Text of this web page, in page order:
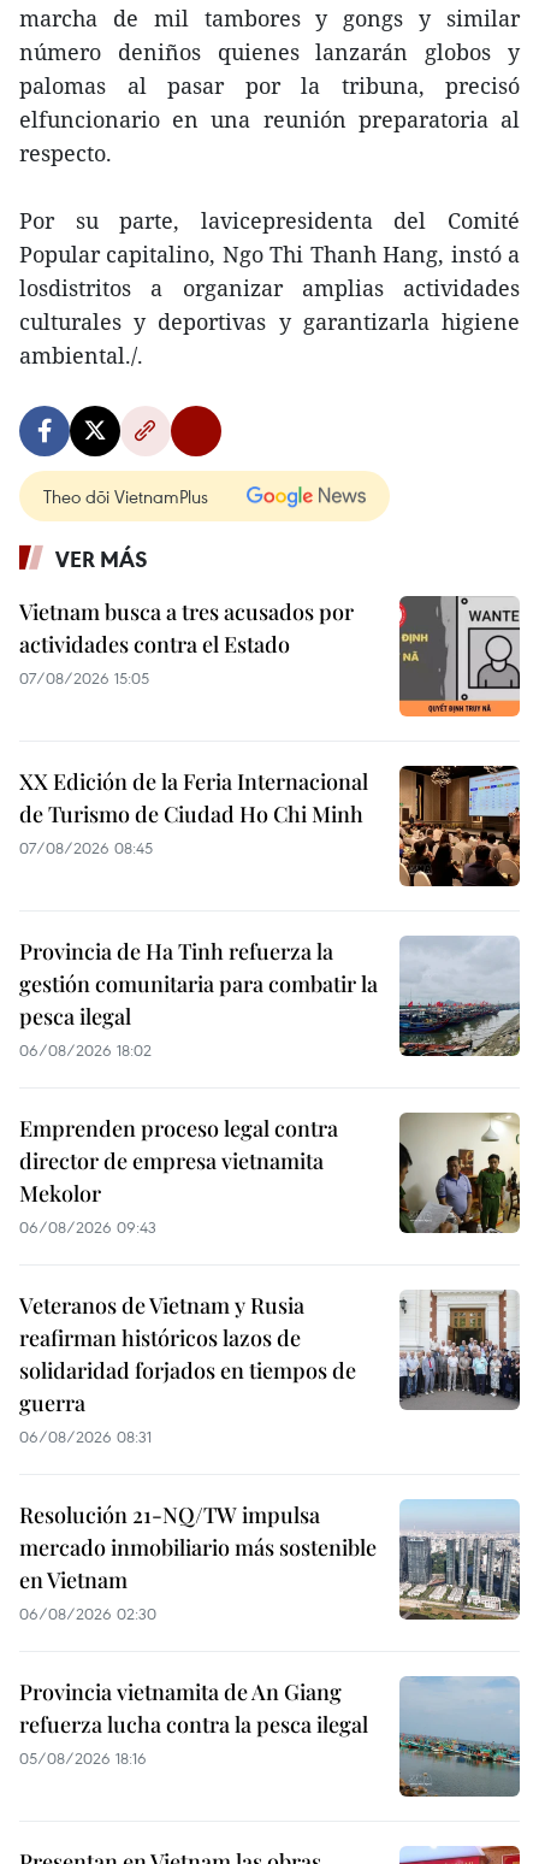
marcha de mil tambores y gongs y similar
número deniños quienes lanzarán globos y
palomas al pasar por la tribuna, precisó
elfuncionario en una reunión preparatoria al
respecto.
Por su parte, lavicepresidenta del Comité
Popular capitalino, Ngo Thi Thanh Hang, instó a
losdistritos a organizar amplias actividades
culturales y deportivas y garantizarla higiene
ambiental./.
Theo dõi VietnamPlus
VER MÁS
Vietnam busca a tres acusados por
actividades contra el Estado
07/08/2026 15:05
XX Edición de la Feria Internacional
de Turismo de Ciudad Ho Chi Minh
07/08/2026 08:45
Provincia de Ha Tinh refuerza la
gestión comunitaria para combatir la
pesca ilegal
06/08/2026 18:02
Emprenden proceso legal contra
director de empresa vietnamita
Mekolor
06/08/2026 09:43
Veteranos de Vietnam y Rusia
reafirman históricos lazos de
solidaridad forjados en tiempos de
guerra
06/08/2026 08:31
Resolución 21-NQ/TW impulsa
mercado inmobiliario más sostenible
en Vietnam
06/08/2026 02:30
Provincia vietnamita de An Giang
refuerza lucha contra la pesca ilegal
05/08/2026 18:16